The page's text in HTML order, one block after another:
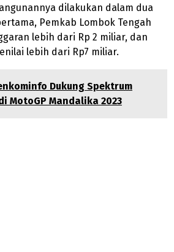
dilakukan dalam dua
Pemkab Lombok Tengah
lebih dari Rp 2 miliar, dan
lebih dari Rp7 miliar.
Dukung Spektrum
MotoGP Mandalika 2023